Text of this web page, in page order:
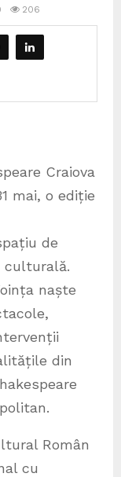
206
Craiova
mai, o ediție
de
culturală.
naște
din
Român
cu